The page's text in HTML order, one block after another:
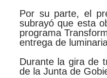
Por su parte, el
subrayó que esta
programa
entrega de
Durante la gira de
de la Junta de